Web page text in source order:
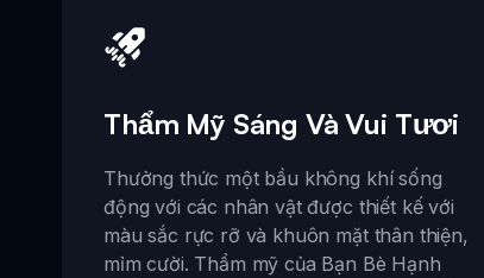
Thẩm Mỹ Sáng Và Vui Tươi
Thưởng thức một bầu không khí sống
động với các nhân vật được thiết kế với
màu sắc rực rỡ và khuôn mặt thân thiện,
mỉm cười. Thẩm mỹ của Bạn Bè Hạnh